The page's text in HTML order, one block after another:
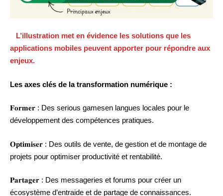
L’illustration met en évidence les solutions que les
applications mobiles peuvent apporter pour répondre aux
enjeux.
Les axes clés de la transformation numérique :
𝐅𝐨𝐫𝐦𝐞𝐫 : Des serious gamesen langues locales pour le
développement des compétences pratiques.
𝐎𝐩𝐭𝐢𝐦𝐢𝐬𝐞𝐫 : Des outils de vente, de gestion et de montage de
projets pour optimiser productivité et rentabilité.
𝐏𝐚𝐫𝐭𝐚𝐠𝐞𝐫 : Des messageries et forums pour créer un
écosystème d’entraide et de partage de connaissances.